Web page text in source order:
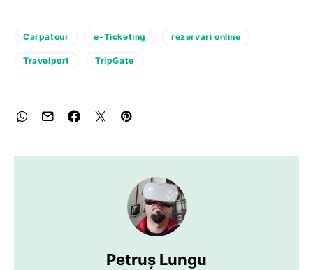
Carpatour e-Ticketing rezervari online
Travelport TripGate
Petruș Lungu